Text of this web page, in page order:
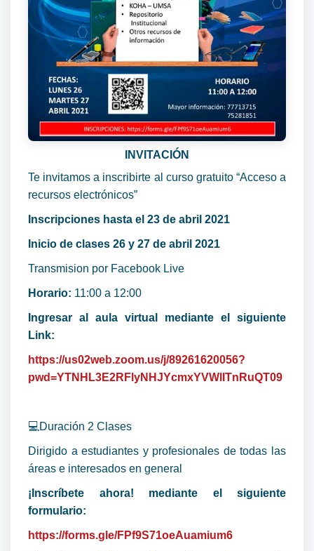
INVITACIÓN
Te invitamos a inscribirte al curso gratuito “Acceso a
recursos electrónicos”
Inscripciones hasta el 23 de abril 2021
Inicio de clases 26 y 27 de abril 2021
Transmision por Facebook Live
Horario: 11:00 a 12:00
Ingresar al aula virtual mediante el siguiente
Link:
https://us02web.zoom.us/j/89261620056?
pwd=YTNHL3E2RFlyNHJYcmxYVWlITnRuQT09
💻Duración 2 Clases
Dirigido a estudiantes y profesionales de todas las
áreas e interesados en general
¡Inscríbete ahora! mediante el siguiente
formulario:
https://forms.gle/FPf9S71oeAuamium6